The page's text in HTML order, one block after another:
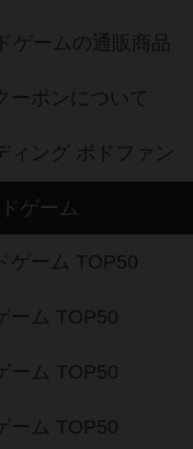
ゲームの通販商品
ーポンについて
ィング ボドファン
ゲーム
ゲーム TOP50
ーム TOP50
ーム TOP50
ーム TOP50